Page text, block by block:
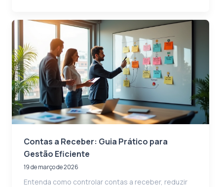
Contas a Receber: Guia Prático para
Gestão Eficiente
19 de março de 2026
Entenda como controlar contas a receber, reduzir